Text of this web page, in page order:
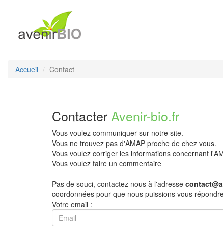
Accueil Contact
Contacter Avenir-bio.fr
Vous voulez communiquer sur notre site.
Vous ne trouvez pas d'AMAP proche de chez vous.
Vous voulez corriger les informations concernant
Vous voulez faire un commentaire
Pas de souci, contactez nous à l'adresse
coordonnées pour que nous puissions vous
Votre email :